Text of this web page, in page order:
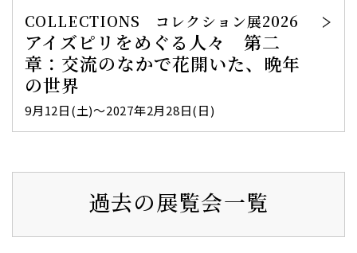
COLLECTIONS コレクション展2026
アイズピリをめぐる人々 第二
章：交流のなかで花開いた、晩年
の世界
9月12日(土)～2027年2月28日(日)
過去の展覧会一覧